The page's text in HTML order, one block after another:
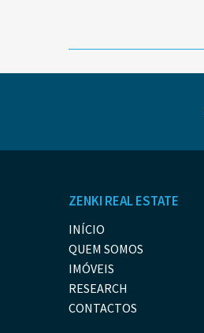
ZENKI REAL ESTATE
INÍCIO
QUEM SOMOS
IMÓVEIS
RESEARCH
CONTACTOS